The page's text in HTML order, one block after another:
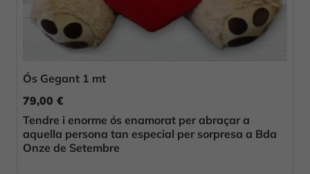
Ós Gegant 1 mt
79,00 €
Tendre i enorme ós enamorat per abraçar a
aquella persona tan especial per sorpresa a Bda
Onze de Setembre